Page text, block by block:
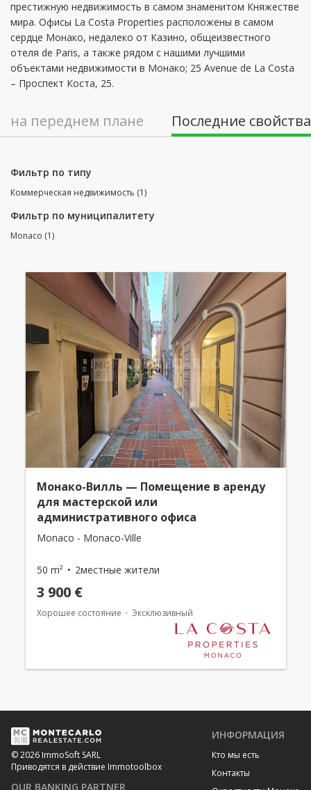
престижную недвижимость в самом знаменитом Княжестве
мира. Офисы La Costa Properties расположены в самом
сердце Монако, недалеко от Казино, общеизвестного
отеля de Paris, а также рядом с нашими лучшими
объектами недвижимости в Монако; 25 Avenue de La Costa
– Проспект Коста, 25.
на переднем плане Последние свойства
Фильтр по типу
Коммерческая недвижимость (1)
Фильтр по муниципалитету
Monaco (1)
Монако-Вилль — Помещение в аренду
для мастерской или
административного офиса
Monaco - Monaco-Ville
50 m² 2местные жители
3 900 €
Хорошее состояние Эксклюзивный
© 2026 ImmoSoft SARL
Приводятся в действие Immotoolbox
OUR BANKING PARTNER
ИНФОРМАЦИЯ
Кто мы есть
Контакты